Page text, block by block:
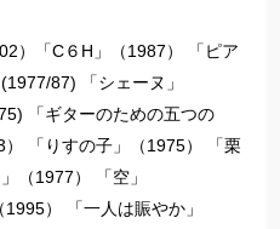
）「C６H」（1987） 「ピア
87) 「シェーヌ」
「ギターのための五つの
「りすの子」（1975） 「栗
（1977） 「空」
） 「一人は賑やか」